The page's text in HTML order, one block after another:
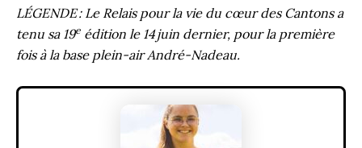
LÉGENDE : Le Relais pour la vie du cœur des Cantons a
tenu sa 19e édition le 14 juin dernier, pour la première
fois à la base plein-air André-Nadeau.